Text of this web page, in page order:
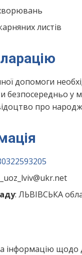
листів
допомоги
безпосередньо у
про
: ЛЬВІВСЬКА
інформацію щодо